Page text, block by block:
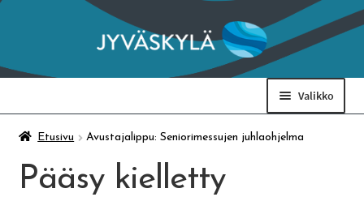
Siirry
navigointiin
Siirry
sisältöön
Valikko
Taidemuseo & Ratamo
Suomen käsityön museo
Etusivu Avustajalippu: Seniorimessujen juhlaohjelma
Pääsy kielletty